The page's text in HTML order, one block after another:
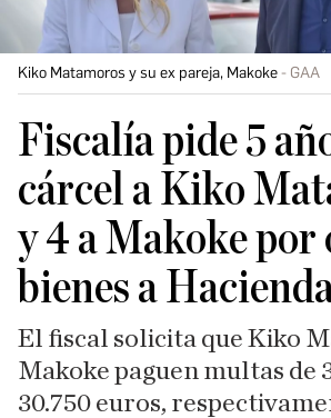
Kiko Matamoros y su ex pareja, Makoke GAA
Fiscalía pide 5
cárcel a Kiko
y 4 a Makoke
bienes a
El fiscal solicita que Kiko
Makoke paguen multas de
30.750 euros,